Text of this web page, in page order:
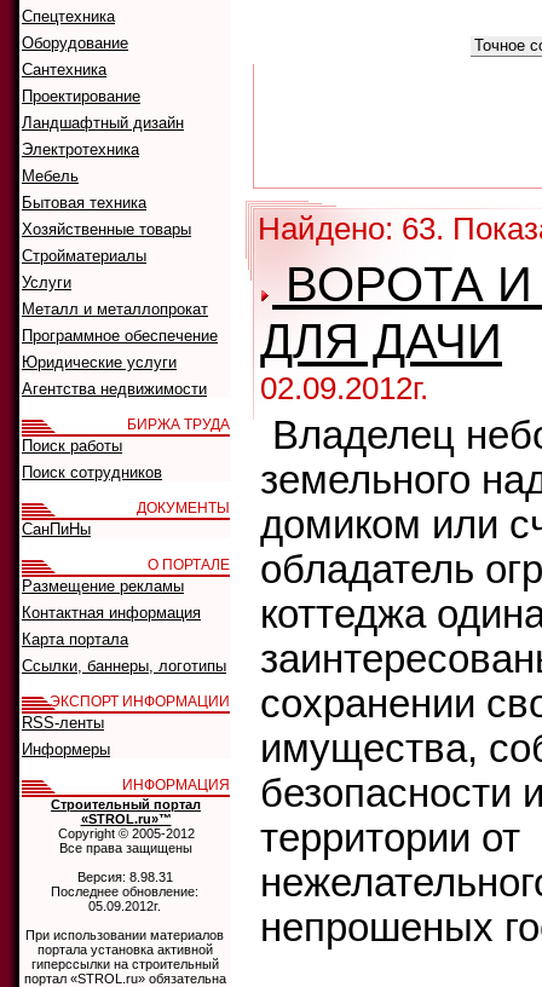
Найдено: 63.
ВОРОТА
ДЛЯ ДАЧИ
02.09.2012г.
Владелец
земельного
домиком или
обладатель
коттеджа
сохранении
имущества,
безопасности
территории от
непрошеных
Спецтехника
Оборудование
Сантехника
Проектирование
Ландшафтный дизайн
Электротехника
Мебель
Бытовая техника
Хозяйственные товары
Стройматериалы
Услуги
Металл и металлопрокат
Программное обеспечение
Юридические услуги
Агентства недвижимости
БИРЖА ТРУДА
Поиск работы
Поиск сотрудников
ДОКУМЕНТЫ
СанПиНы
О ПОРТАЛЕ
Размещение рекламы
Контактная информация
Карта портала
Ссылки, баннеры, логотипы
ЭКСПОРТ ИНФОРМАЦИИ
RSS-ленты
Информеры
ИНФОРМАЦИЯ
Строительный портал
«STROL.ru»™
Copyright © 2005-2012
Все права защищены
Версия: 8.98.31
Последнее обновление:
05.09.2012г.
При использовании материалов
портала установка активной
гиперссылки на строительный
портал «STROL.ru» обязательна